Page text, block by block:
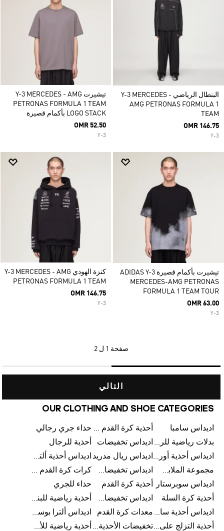
البنطال الرياضي Y-3 MERCEDES -
AMG PETRONAS FORMULA 1
TEAM
OMR 146.75
Y-3
تيشيرت Y-3 MERCEDES - AMG
PETRONAS FORMULA 1 TEAM
LOGO STACK بأكمام قصيرة
OMR 52.50
Y-3
تيشيرت بأكمام قصيرة ADIDAS Y-3
MERCEDES-AMG PETRONAS
FORMULA 1 TEAM TOUR
OMR 63.00
Y-3
كنزة الهودي Y-3 MERCEDES - AMG
PETRONAS FORMULA 1 TEAM
OMR 146.75
Y-3
صفحة 1 ل 2
التالي
OUR CLOTHING AND SHOE CATEGORIES
اديداس سامبا أحذية كرة القدم للرجال حذاء جري رجالي
بدلات رياضية للرجال اديداس تخفيضات
أحذية للرجال
اديداس أحذية أورجينالز اديداس ريال مدريد
اديداس أحذية ألترا بوست للرجال
مجموعة الملابس الرياضية
اديداس تخفيضات للأطفال
كرات كرة القدم للرجال
اديداس سوبرستار
أحذية كرة القدم
حذاء للجري
أحذية كرة السلة
اديداس تخفيضات للرجال
أحذية رياضية للبنات
اديداس أحذية سامبا للنساء معدات كرة القدم
اديداس ألترا بوست
أحذية التزلج على اللوح للرجال
تخفيضات الأحذية للرجال
أحذية رياضية للأطفال